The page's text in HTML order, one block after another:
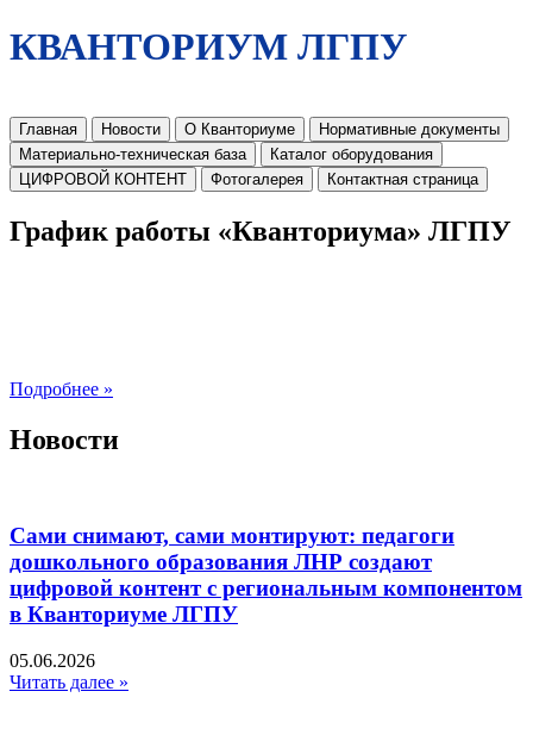
КВАНТОРИУМ ЛГПУ
Главная Новости О Кванториуме
Нормативные документы
Материально-техническая база
Каталог оборудования
ЦИФРОВОЙ КОНТЕНТ
Фотогалерея Контактная страница
График работы «Кванториума» ЛГПУ
Подробнее »
Новости
Сами снимают, сами монтируют: педагоги
дошкольного образования ЛНР создают
цифровой контент с региональным компонентом
в Кванториуме ЛГПУ​
05.06.2026
Читать далее »